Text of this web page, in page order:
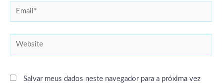
Email*
Website
Salvar meus dados neste navegador para a próxima vez